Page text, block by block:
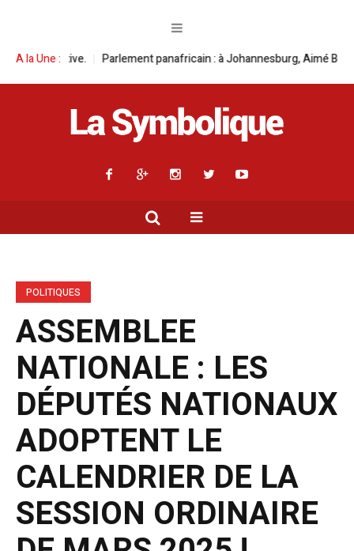
A la Une :
panafricain : à Johannesburg, Aimé Boji Sangara multiplie les
POLITIQUES
ASSEMBLEE
NATIONALE : LES
DÉPUTÉS NATIONAUX
ADOPTENT LE
CALENDRIER DE LA
SESSION ORDINAIRE